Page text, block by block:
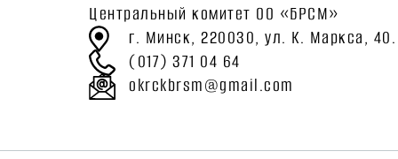
Центральный комитет ОО «БРСМ»
г. Минск, 220030, ул. К. Маркса, 40.
(017) 371 04 64
okrckbrsm@gmail.com